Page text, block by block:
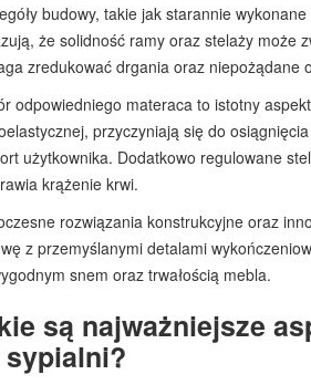
budowy, takie jak starannie
że solidność ramy oraz stelaży może
zredukować drgania oraz niepożądane
odpowiedniego materaca to istotny
przyczyniają się do
użytkownika. Dodatkowo regulowane
krążenie krwi.
rozwiązania konstrukcyjne oraz
z przemyślanymi detalami
snem oraz trwałością mebla.
są najważniejsze